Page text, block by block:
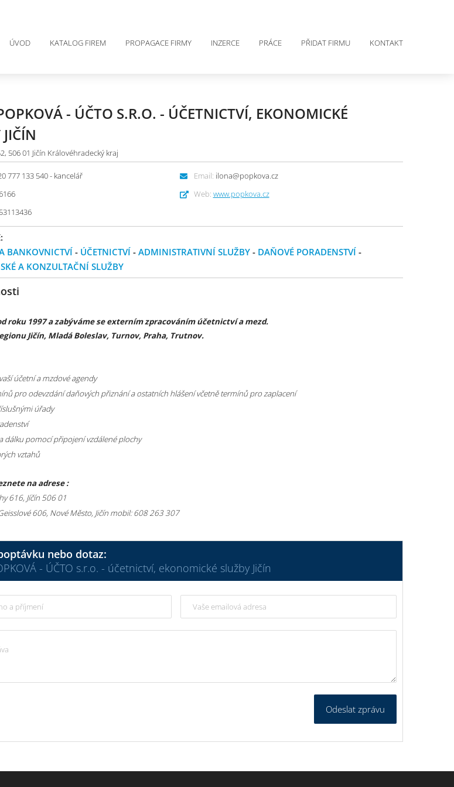
ÚVOD KATALOG FIREM PROPAGACE FIRMY INZERCE PRÁCE PŘIDAT FIRMU KONTAKT
- ÚČTO S.R.O. - ÚČETNICTVÍ, EKONOMICKÉ
506 01 Jičín Královéhradecký kraj
777 133 540 - kancelář
Email: ilona@popkova.cz
Web: www.popkova.cz
BANKOVNICTVÍ - ÚČETNICTVÍ -ADMINISTRATIVNÍ SLUŽBY - DAŇOVÉ PORADENSTVÍ -
A KONZULTAČNÍ SLUŽBY
roku 1997 a zabýváme se externím zpracováním účetnictví a mezd.
Jičín, Mladá Boleslav, Turnov, Praha, Trutnov.
účetní a mzdové agendy
pro odevzdání daňových přiznání a ostatních hlášení včetně termínů pro zaplacení
úřady
dálku pomocí připojení vzdálené plochy
vztahů
na adrese :
616, Jíčín 506 01
606, Nové Město, Jičín mobil: 608 263 307
nebo dotaz:
- ÚČTO s.r.o. - účetnictví, ekonomické služby Jičín
Odeslat zprávu